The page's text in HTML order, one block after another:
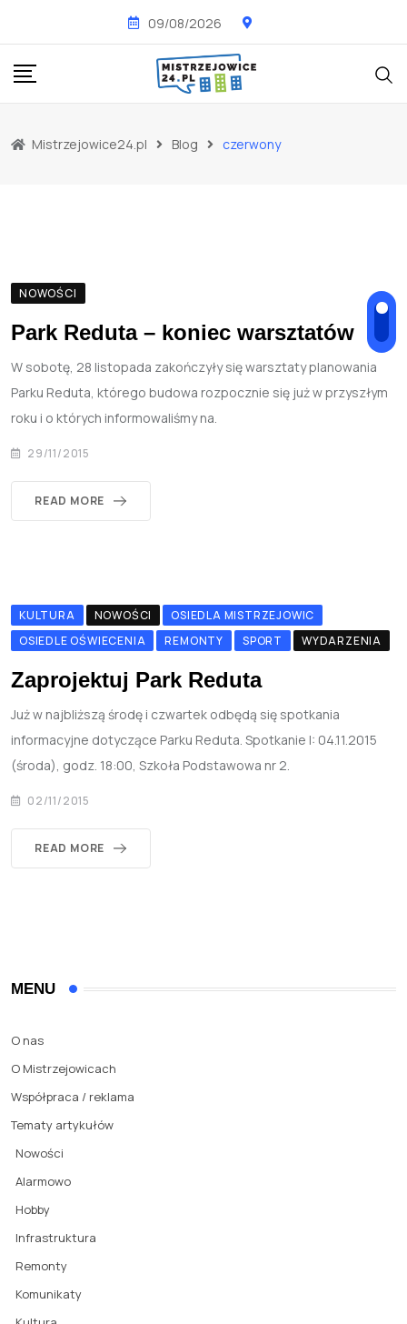
content
09/08/2026
Mistrzejowice24.pl Blog czerwony
NOWOŚCI
Park Reduta – koniec warsztatów
W sobotę, 28 listopada zakończyły się warsztaty planowania
Parku Reduta, którego budowa rozpocznie się już w przyszłym
roku i o których informowaliśmy na.
29/11/2015
READ MORE
KULTURA NOWOŚCI
OSIEDLA MISTRZEJOWIC
OSIEDLE OŚWIECENIA
REMONTY SPORT WYDARZENIA
Zaprojektuj Park Reduta
Już w najbliższą środę i czwartek odbędą się spotkania
informacyjne dotyczące Parku Reduta. Spotkanie I: 04.11.2015
(środa), godz. 18:00, Szkoła Podstawowa nr 2.
02/11/2015
READ MORE
MENU
O nas
O Mistrzejowicach
Współpraca / reklama
Tematy artykułów
Nowości
Alarmowo
Hobby
Infrastruktura
Remonty
Komunikaty